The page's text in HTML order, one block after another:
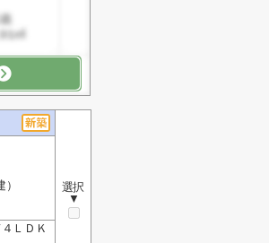
選択
▼
ＬＤＫ